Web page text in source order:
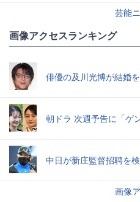
芸能
画像アクセスランキング
俳優の及川光博が結婚
朝ドラ 次週予告に「ゲ
中日が新庄監督招聘を
画像